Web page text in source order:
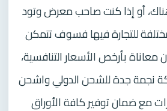
أو إذا كنت صاحب معرض وتود
للتجارة فيها فسوف تتمكن
بأرخص الأسعار التنافسية،
نجمة جدة للشحن الدولي واشحن
مع ضمان توفير كافة الأوراق